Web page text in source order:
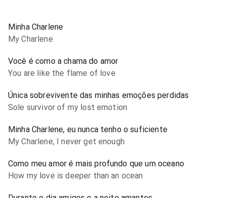
Minha Charlene
My Charlene
Você é como a chama do amor
You are like the flame of love
Única sobrevivente das minhas emoções perdidas
Sole survivor of my lost emotion
Minha Charlene, eu nunca tenho o suficiente
My Charlene, I never get enough
Como meu amor é mais profundo que um oceano
How my love is deeper than an ocean